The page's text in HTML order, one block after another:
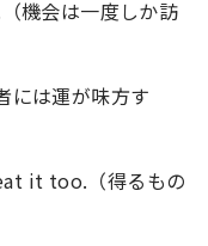
機会は一度しか訪
は運が味方す
it too.（得るもの